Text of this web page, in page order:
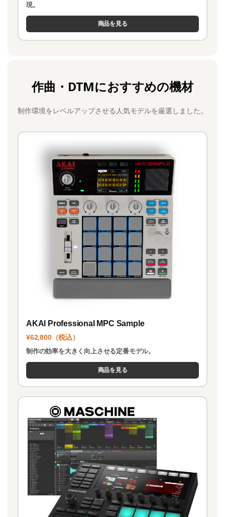
現。
商品を見る
作曲・DTMにおすすめの機材
制作環境をレベルアップさせる人気モデルを厳選しました。
AKAI Professional MPC Sample
¥62,800（税込）
制作の効率を大きく向上させる定番モデル。
商品を見る